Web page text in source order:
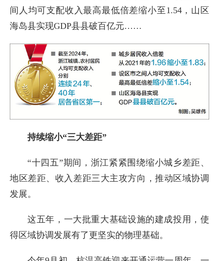
间人均可支配收入最高最低倍差缩小至1.54，山区
海岛县实现GDP县县破百亿元……
持续缩小“三大差距”
“十四五”期间，浙江紧紧围绕缩小城乡差距、
地区差距、收入差距三大主攻方向，推动区域协调
发展。
这五年，一大批重大基础设施的建成投用，使
得区域协调发展有了更坚实的物理基础。